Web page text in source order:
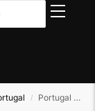
/ Portugal 2025/2026 Home Domaći Player Verzija